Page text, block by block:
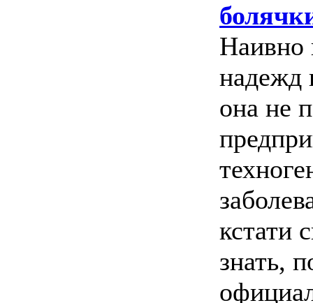
Наивно
надежд
она не
кстати
знать,